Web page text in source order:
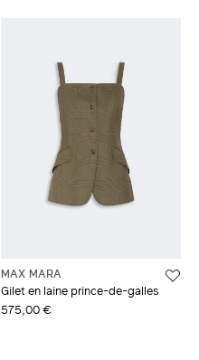
MAX MARA
Gilet en laine prince-de-galles
575,00 €